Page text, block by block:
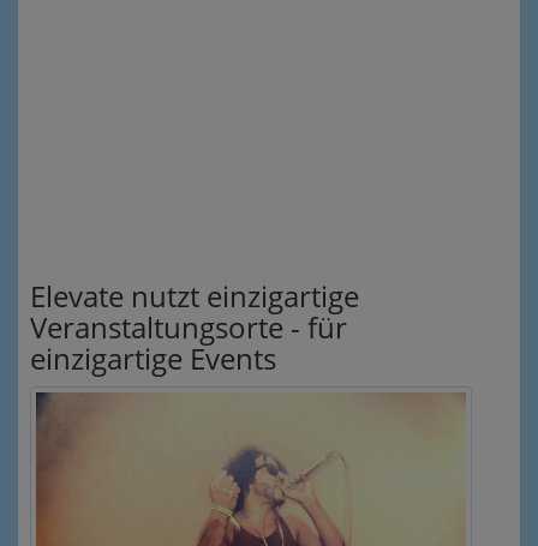
Elevate nutzt einzigartige
Veranstaltungsorte - für
einzigartige Events